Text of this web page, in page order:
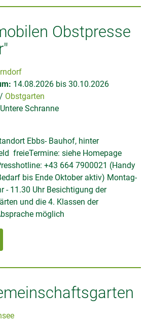
Obstpresse
14.08.2026 bis 30.10.2026
Obstgarten
Untere Schranne
Ebbs- Bauhof, hinter
freieTermine: siehe Homepage
+43 664 7900021 (Handy
bis Ende Oktober aktiv) Montag-
- 11.30 Uhr Besichtigung der
und die 4. Klassen der
möglich